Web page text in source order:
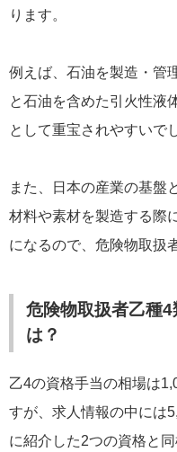
ります。
例えば、石油を製造・管
と石油を含めた引火性液
として重宝されやすいで
また、日本の産業の基盤
材料や素材を製造する際
になるので、危険物取扱
危険物取扱者乙種
は？
乙4の資格手当の相場は
すが、求人情報の中には
に紹介した2つの資格と